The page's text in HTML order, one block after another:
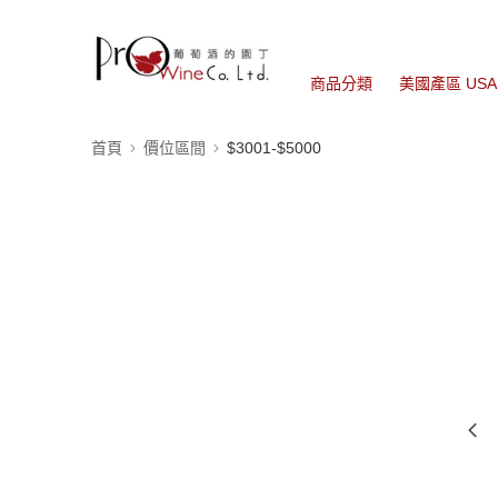
商品分類 美國產區 USA
首頁 價位區間 $3001-$5000